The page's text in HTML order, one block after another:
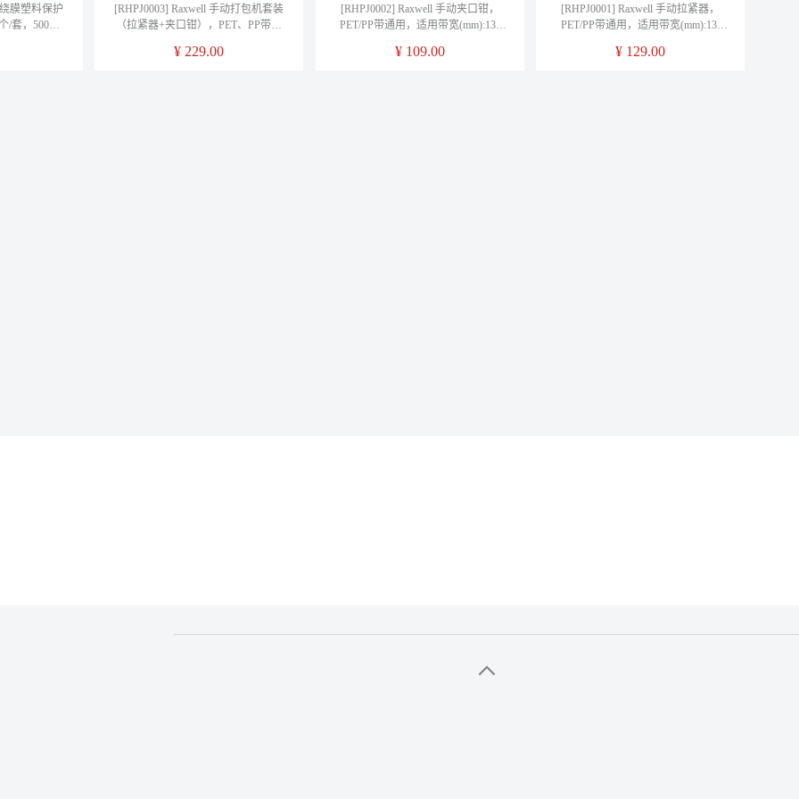
膜塑料保护
/套，500套/
[RHPJ0003] Raxwell 手动打包机套装
（拉紧器+夹口钳），PET、PP带通
1，红色
¥ 229.00
[RHPJ0002] Raxwell 手动夹口钳，
PET/PP带通用，适用带宽(mm):13-
¥ 109.00
[RHPJ0001] Raxwell 手动拉紧器，
PET/PP带通用，适用带宽(mm):13-
¥ 129.00